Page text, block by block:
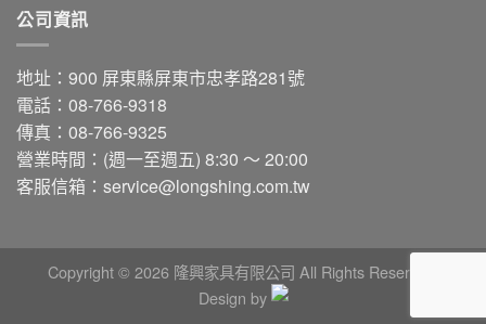
公司資訊
地址：900 屏東縣屏東市忠孝路281號
電話：08-766-9318
傳真：08-766-9325
營業時間：(週一至週五) 8:30 ～ 20:00
客服信箱： service@longshing.com.tw
Copyright © 2026 隆興家具有限公司 All Rights Reserved.
Design by